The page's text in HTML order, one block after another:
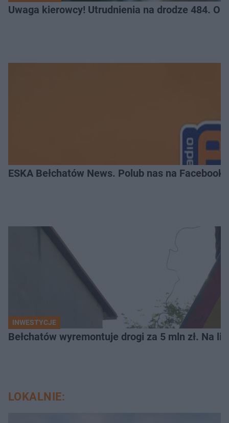
Uwaga kierowcy! Utrudnienia na drodze 484.
ESKA Bełchatów News. Polub nas na
INWESTYCJE
Bełchatów wyremontuje drogi za 5 mln zł. Na
LOKALNIE: